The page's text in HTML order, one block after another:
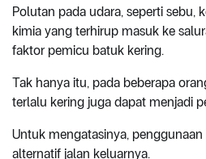
Polutan pada udara, seperti sebu,
kimia yang terhirup masuk ke
faktor pemicu batuk kering.
Tak hanya itu, pada beberapa
terlalu kering juga dapat menjadi
Untuk mengatasinya, penggunaan
alternatif jalan keluarnya.